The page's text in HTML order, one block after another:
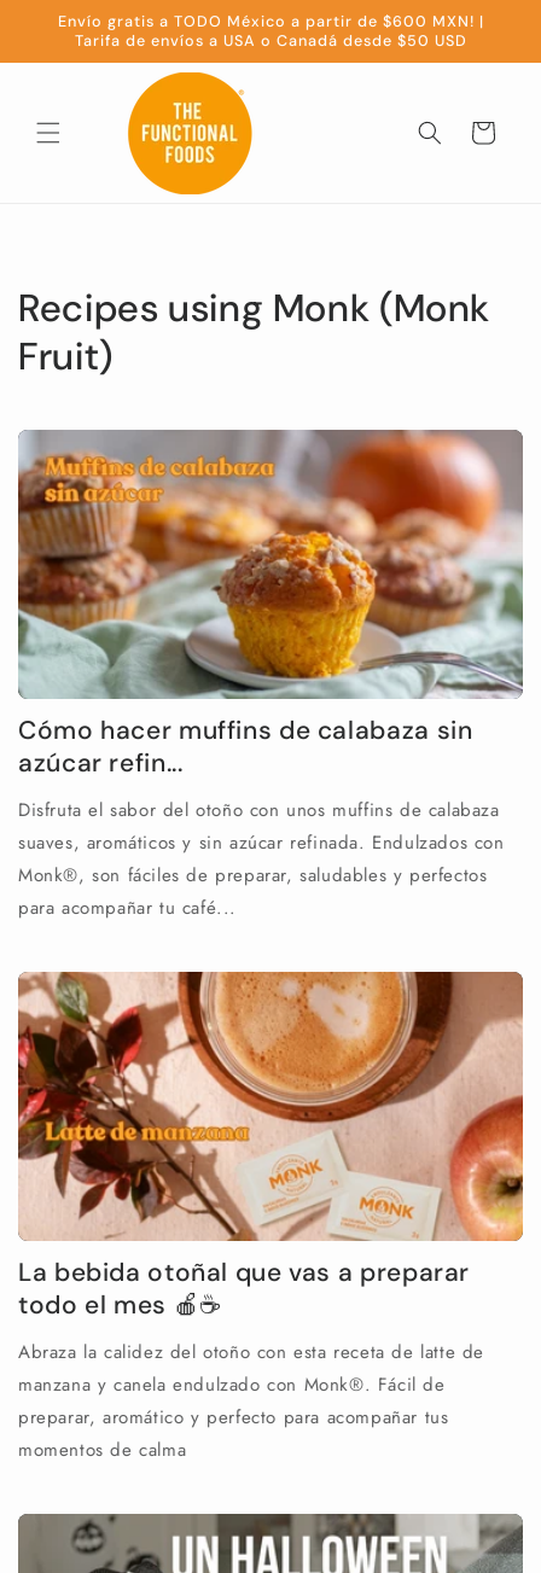
Skip to
content
Envío gratis a TODO México a partir de $600 MXN! |
Tarifa de envíos a USA o Canadá desde $50 USD
Cart
Recipes using Monk (Monk
Fruit)
Cómo hacer muffins de calabaza sin
azúcar refin...
Disfruta el sabor del otoño con unos muffins de calabaza
suaves, aromáticos y sin azúcar refinada. Endulzados con
Monk®, son fáciles de preparar, saludables y perfectos
para acompañar tu café...
La bebida otoñal que vas a preparar
todo el mes 🍎☕
Abraza la calidez del otoño con esta receta de latte de
manzana y canela endulzado con Monk®. Fácil de
preparar, aromático y perfecto para acompañar tus
momentos de calma